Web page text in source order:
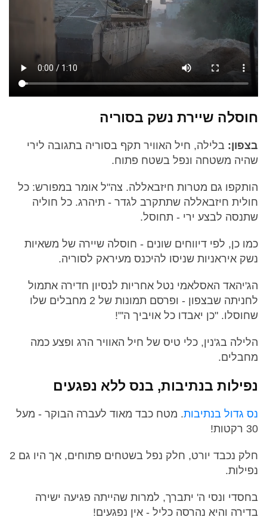
חוסלה שיירת נשק בסוריה
בצפון: בלילה, חיל האוויר תקף בסוריה בתגובה לירי
שהיה משטחה ונפל בשטח פתוח.
הותקפו גם מטרות חיזבאללה. צה"ל אומר במפורש: כל
חולית חיזבאללה שתתקרב לגדר - תיהרג. כל חוליה
שתנסה לבצע ירי - תחוסל.
כמו כן, לפי דיווחים שונים - חוסלה שיירה של משאיות
נשק איראניות שניסו להיכנס מעיראק לסוריה.
הג'יהאד האסלאמי נטל אחריות לנסיון חדירה אתמול
לחניתה שבצפון - ופרסם תמונות של 2 מחבלים שלו
שחוסלו. "כן יאבדו כל אויביך ה'"!
הלילה בג'נין, כלי טיס של חיל האוויר הרג ופצע כמה
מחבלים.
נפילות בנתיבות, בנס ללא נפגעים
נס גדול בנתיבות. מטח כבד מאוד לעברה הבוקר - מעל
30 רקטות!
חלק נכבד יורט, חלק נפל בשטחים פתוחים, אך היו גם 2
נפילות.
בחסדי ונסי ה' יתברך, למרות שהייתה פגיעה ישירה
בדירה והיא נהרסה כליל - אין נפגעים!